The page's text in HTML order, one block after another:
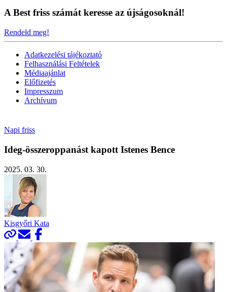
A Best friss számát keresse az újságosoknál!
Rendeld meg!
Adatkezelési tájékoztató
Felhasználási Feltételek
Médiaajánlat
Előfizetés
Impresszum
Archívum
Napi friss
Ideg-összeroppanást kapott Istenes Bence
2025. 03. 30.
Kisgyőri Kata